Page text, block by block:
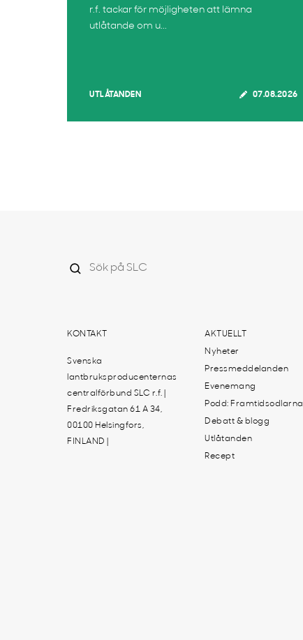
r.f. tackar för möjligheten att lämna
utlåtande om u...
UTLÅTANDEN 07.08.2026
KONTAKT
Svenska
lantbruksproducenternas
centralförbund SLC r.f. |
Fredriksgatan 61 A 34,
00100 Helsingfors,
FINLAND |
AKTUELLT
Nyheter
Pressmeddelanden
Evenemang
Podd: Framtidsodlarna
Debatt & blogg
Utlåtanden
Recept